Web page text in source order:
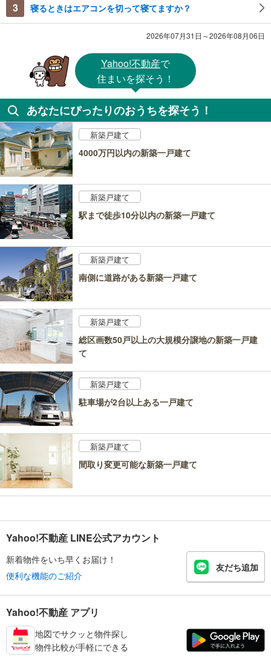
3 寝るときはエアコンを切って寝てますか？
2026年07月31日～2026年08月06日
Yahoo!不動産で
住まいを探そう！
あなたにぴったりのおうちを探そう！
新築戸建て
4000万円以内の新築一戸建て
新築戸建て
駅まで徒歩10分以内の新築一戸建て
新築戸建て
南側に道路がある新築一戸建て
新築戸建て
総区画数50戸以上の大規模分譲地の新築一戸建
て
新築戸建て
駐車場が2台以上ある一戸建て
新築戸建て
間取り変更可能な新築一戸建て
Yahoo!不動産 LINE公式アカウント
新着物件をいち早くお届け！
便利な機能のご紹介
友だち追加
Yahoo!不動産 アプリ
地図でサクッと物件探し
物件比較が手軽にできる